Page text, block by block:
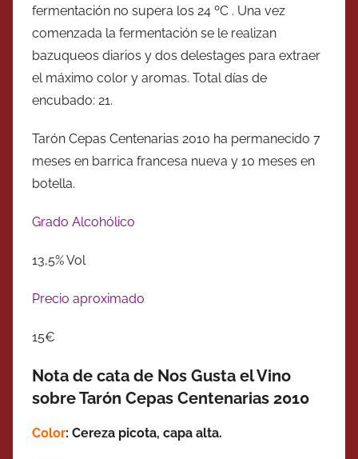
fermentación no supera los 24 ºC . Una vez
comenzada la fermentación se le realizan
bazuqueos diarios y dos delestages para extraer
el máximo color y aromas. Total días de
encubado: 21.
Tarón Cepas Centenarias 2010 ha permanecido 7
meses en barrica francesa nueva y 10 meses en
botella.
Grado Alcohólico
13,5% Vol
Precio aproximado
15€
Nota de cata de Nos Gusta el Vino
sobre Tarón Cepas Centenarias 2010
Color: Cereza picota, capa alta.